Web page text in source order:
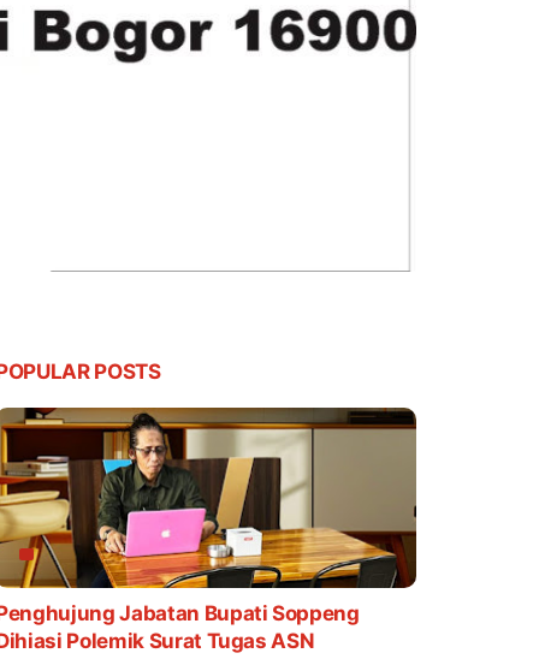
POSTS
Jabatan Bupati Soppeng
Polemik Surat Tugas ASN